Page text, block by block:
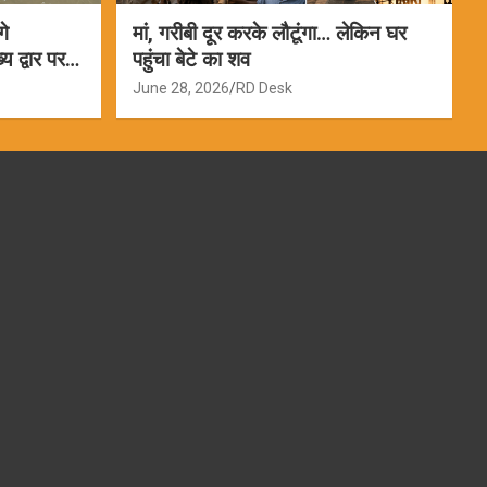
पर
मां, गरीबी दूर करके लौटूंगा… लेकिन घर
पहुंचा बेटे का शव
June 28, 2026 RD Desk